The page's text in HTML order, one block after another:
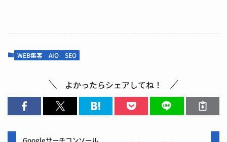
WEB集客 AIO SEO
よかったらシェアしてね！